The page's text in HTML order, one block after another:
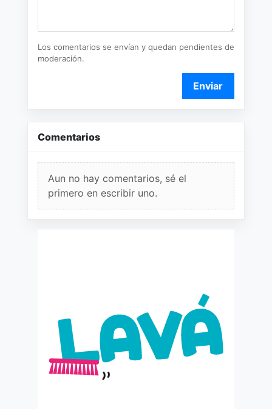
Los comentarios se envían y quedan pendientes de
moderación.
Enviar
Comentarios
Aun no hay comentarios, sé el
primero en escribir uno.